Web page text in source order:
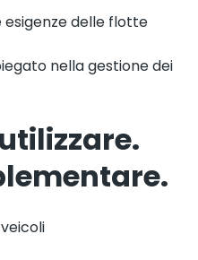
delle flotte
nella gestione dei